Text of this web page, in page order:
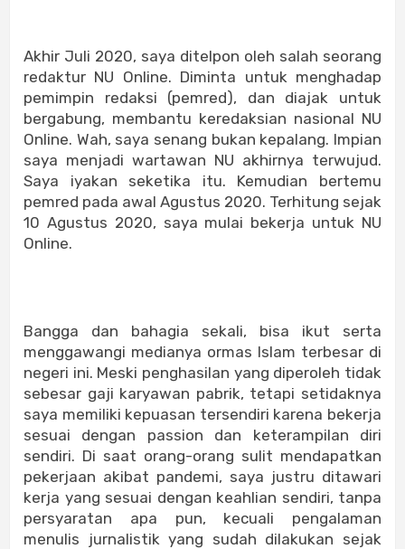
Akhir Juli 2020, saya ditelpon oleh salah seorang
redaktur NU Online. Diminta untuk menghadap
pemimpin redaksi (pemred), dan diajak untuk
bergabung, membantu keredaksian nasional NU
Online. Wah, saya senang bukan kepalang. Impian
saya menjadi wartawan NU akhirnya terwujud.
Saya iyakan seketika itu. Kemudian bertemu
pemred pada awal Agustus 2020. Terhitung sejak
10 Agustus 2020, saya mulai bekerja untuk NU
Online.
Bangga dan bahagia sekali, bisa ikut serta
menggawangi medianya ormas Islam terbesar di
negeri ini. Meski penghasilan yang diperoleh tidak
sebesar gaji karyawan pabrik, tetapi setidaknya
saya memiliki kepuasan tersendiri karena bekerja
sesuai dengan passion dan keterampilan diri
sendiri. Di saat orang-orang sulit mendapatkan
pekerjaan akibat pandemi, saya justru ditawari
kerja yang sesuai dengan keahlian sendiri, tanpa
persyaratan apa pun, kecuali pengalaman
menulis jurnalistik yang sudah dilakukan sejak